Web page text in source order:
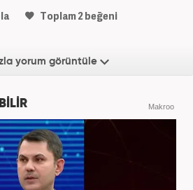
Toplam2beğeni
yorum görüntüle
Makroo